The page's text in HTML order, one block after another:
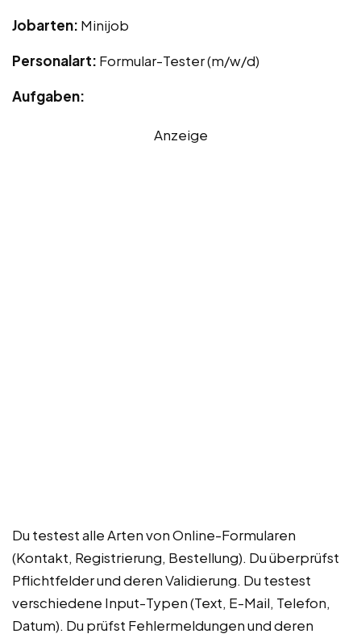
Jobarten: Minijob
Personalart: Formular-Tester (m/w/d)
Aufgaben:
Anzeige
Du testest alle Arten von Online-Formularen
(Kontakt, Registrierung, Bestellung). Du überprüfst
Pflichtfelder und deren Validierung. Du testest
verschiedene Input-Typen (Text, E-Mail, Telefon,
Datum). Du prüfst Fehlermeldungen und deren